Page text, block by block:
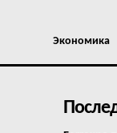
Экономика